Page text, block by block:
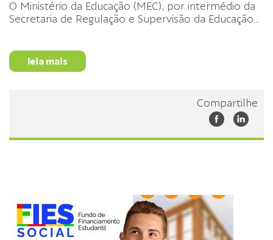
O Ministério da Educação (MEC), por intermédio da
Secretaria de Regulação e Supervisão da Educação
leia mais
Compartilhe